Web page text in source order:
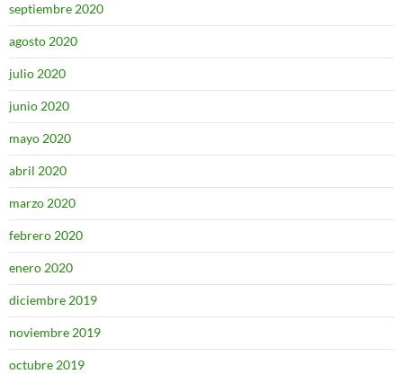
septiembre 2020
agosto 2020
julio 2020
junio 2020
mayo 2020
abril 2020
marzo 2020
febrero 2020
enero 2020
diciembre 2019
noviembre 2019
octubre 2019